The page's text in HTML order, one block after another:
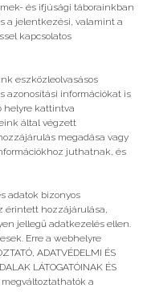
és ifjúsági táborainkban
a jelentkezési, valamint a
kapcsolatos
eszközleolvasásos
azonosítási információkat is
helyre kattintva
által végzett
megadása vagy
juthatnak, és
adatok bizonyos
érintett hozzájárulása,
jellegű adatkezelés ellen.
Erre a webhelyre
ADATVÉDELMI ÉS
LÁTOGATÓINAK ÉS
megváltoztathatók a